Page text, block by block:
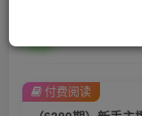
付费阅读